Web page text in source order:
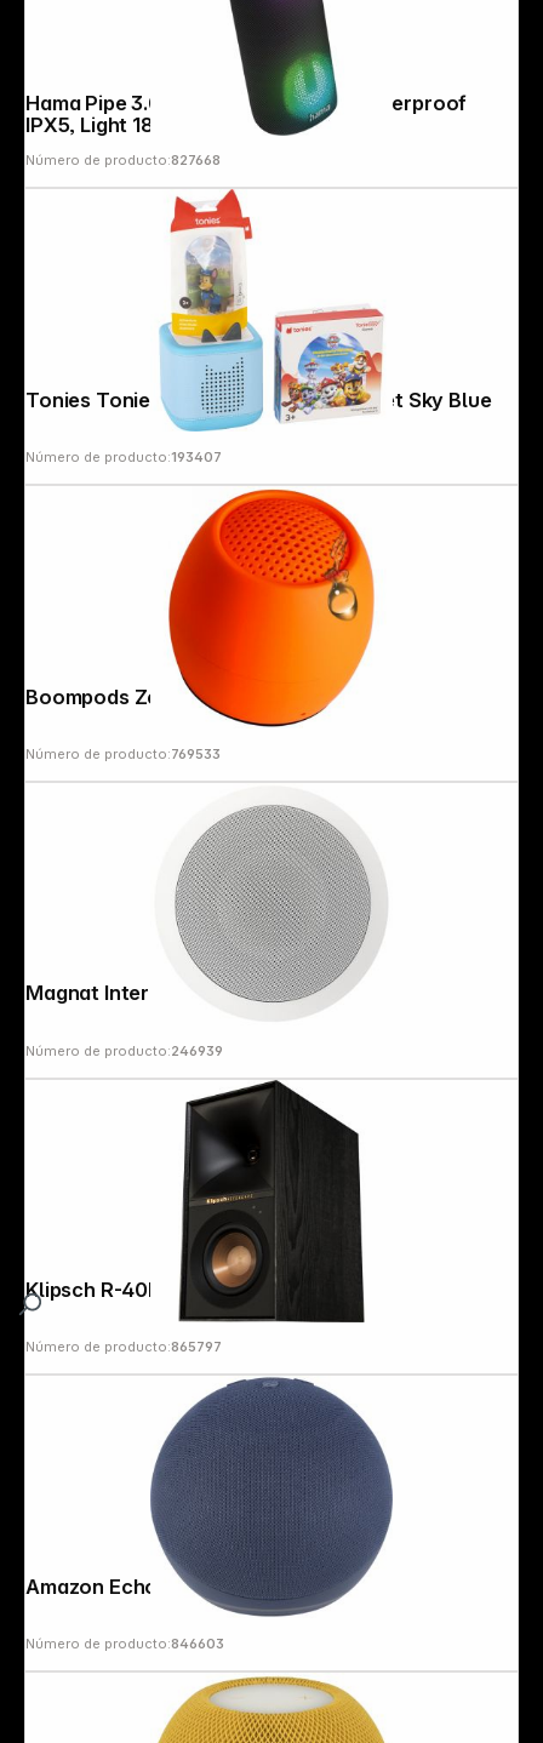
Hama Pipe 3.0 Bluetooth Speaker Waterproof
IPX5, Light 188202
Número de producto:827668
Tonies Toniebox 2 Full Play Bundle-Set Sky Blue
Número de producto:193407
Boompods Zero Orange
Número de producto:769533
Magnat Interior IC 62 blanco (unidad)
Número de producto:246939
Klipsch R-40PM (Pair)
Número de producto:865797
Amazon Echo Dot 5 blue
Número de producto:846603